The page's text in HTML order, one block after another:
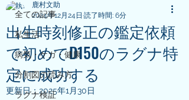
全ての記事
私生活
病気・ケガ・健康
分割図の読み方
ラグナ検証
出生時刻修正の鑑定依頼
で初めてD150のラグナ特
定に成功する
鹿村文助
2024年12月24日 読了時間: 6分
更新日： 2025年1月30日